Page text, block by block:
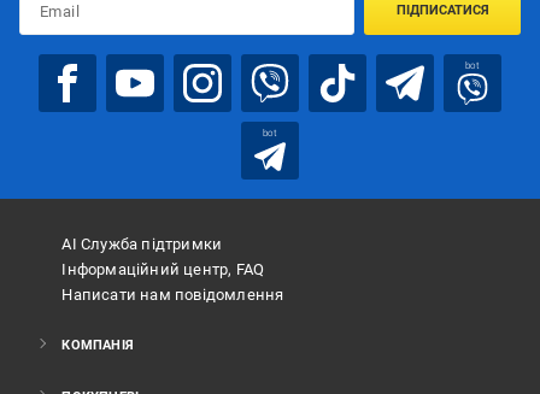
ПІДПИСАТИСЯ
bot
bot
АІ Служба підтримки
Інформаційний центр, FAQ
Написати нам повідомлення
КОМПАНІЯ